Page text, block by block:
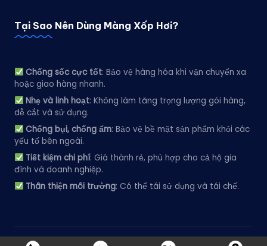
Tại Sao Nên Dùng Màng Xốp Hơi?
Chống sốc cực tốt: Bảo vệ hàng hóa khi vận chuyển xa
hoặc giao hàng nhanh.
Nhẹ và linh hoạt: Không làm tăng trọng lượng gói hàng,
dễ cắt và sử dụng.
Chống bụi, chống ẩm: Bảo vệ bề mặt sản phẩm khỏi các
yếu tố bên ngoài.
Tiết kiệm chi phí: Giá thành rẻ, phù hợp cho cả hộ gia
đình và doanh nghiệp.
Thân thiện môi trường: Có thể tái sử dụng và tái chế.